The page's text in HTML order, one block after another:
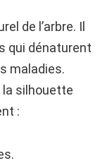
de l’arbre. Il
qui dénaturent
maladies.
la silhouette
: